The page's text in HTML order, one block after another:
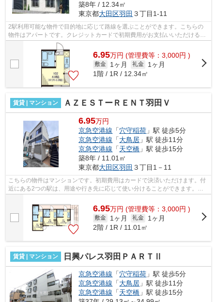
築8年 / 12.34㎡
東京都大田区羽田 ３丁目1-11
2駅利用可能な物件で目的地に応じて路線を選ぶことができます。こちらの
物件はアパートです。クレジットカードで初期費用がお支払いいただけるの
で、決済の手間が軽減できます。駅まで...
6.95万円 (管理費等：3,000円 )
敷金 1ヶ月 礼金
1ヶ月
1階 / 1R / 12.34㎡
賃貸 | マンション ＡＺＥＳＴーＲＥＮＴ羽田Ｖ
6.95万円
京急空港線 「穴守稲荷 」駅 徒歩5分
京急空港線 「大鳥居 」駅 徒歩11分
京急空港線 「天空橋 」駅 徒歩15分
築8年 / 11.01㎡
東京都大田区羽田 ３丁目1－11
こちらの物件はマンションです。初期費用はカードで決済いただけます。付
近にある2つの駅は、用途や行き先に応じて使い分けることができます。徒
6.95万円 (管理費等：3,000円 )
敷金 1ヶ月 礼金
1ヶ月
2階 / 1R / 11.01㎡
賃貸 | マンション 日興パレス羽田ＰＡＲＴⅡ
京急空港線 「穴守稲荷 」駅 徒歩5分
京急空港線 「大鳥居 」駅 徒歩11分
京急空港線 「天空橋 」駅 徒歩15分